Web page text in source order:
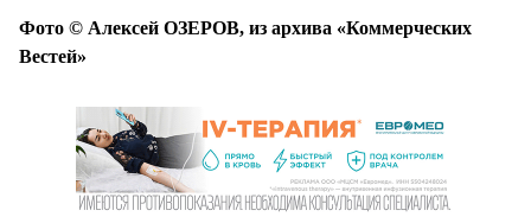
Фото © Алексей ОЗЕРОВ, из архива «Коммерческих
Вестей»